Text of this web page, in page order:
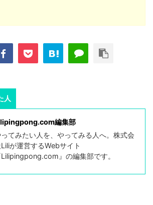
人
編集部
てみたい人を、やってみる人へ。株式会
が運営するWebサイト
Lilipingpong.com』の編集部です。